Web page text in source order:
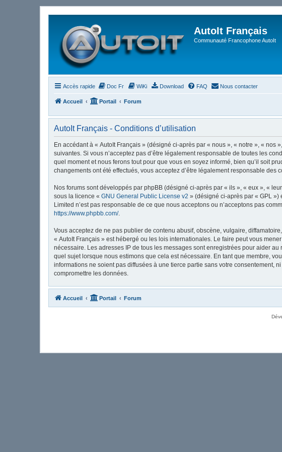
AutoIt Français
Communauté Francophone AutoIt
Accès rapide Doc Fr WiKi Download FAQ Nous contacter
Accueil Portail Forum
AutoIt Français - Conditions d’utilisation
En accédant à « AutoIt Français » (désigné ci-après par « nous », « notre », « nos
suivantes. Si vous n’acceptez pas d’être légalement responsable de toutes les
quel moment et nous ferons tout pour que vous en soyez informé, bien qu’il soit
changements ont été effectués, vous acceptez d’être légalement responsable
Nos forums sont développés par phpBB (désigné ci-après par « ils », « eux », «
sous la licence « GNU General Public License v2 » (désigné ci-après par « GPL
Limited n’est pas responsable de ce que nous acceptons ou n’acceptons pas
https://www.phpbb.com/.
Vous acceptez de ne pas publier de contenu abusif, obscène, vulgaire,
« AutoIt Français » est hébergé ou les lois internationales. Le faire peut vous
nécessaire. Les adresses IP de tous les messages sont enregistrées pour aider
quel sujet lorsque nous estimons que cela est nécessaire. En tant que membre,
informations ne soient pas diffusées à une tierce partie sans votre consentement,
compromettre les données.
Accueil Portail Forum